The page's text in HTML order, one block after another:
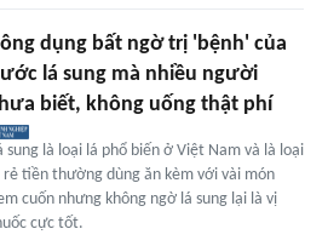
dụng bất ngờ trị 'bệnh' của
lá sung mà nhiều người
biết, không uống thật phí
sung là loại lá phổ biến ở Việt Nam và là loại
rẻ tiền thường dùng ăn kèm với vài món
cuốn nhưng không ngờ lá sung lại là vị
cực tốt.